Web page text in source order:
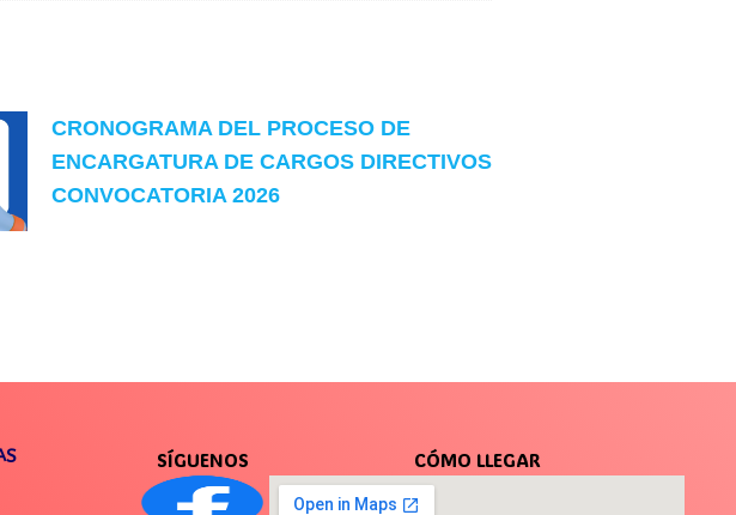
CRONOGRAMA DEL PROCESO DE
ENCARGATURA DE CARGOS DIRECTIVOS
CONVOCATORIA 2026
SÍGUENOS CÓMO LLEGAR